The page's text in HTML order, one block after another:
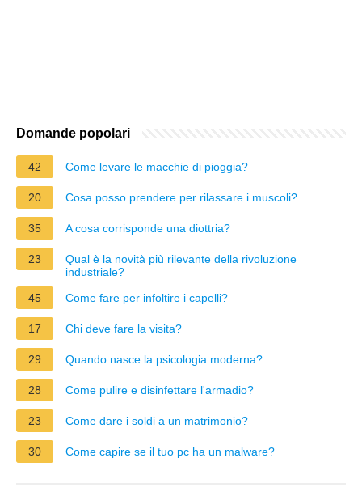
Domande popolari
42 Come levare le macchie di pioggia?
20 Cosa posso prendere per rilassare i muscoli?
35 A cosa corrisponde una diottria?
23
Qual è la novità più rilevante della rivoluzione
industriale?
45
Come fare per infoltire i capelli?
17 Chi deve fare la visita?
29 Quando nasce la psicologia moderna?
28 Come pulire e disinfettare l'armadio?
23 Come dare i soldi a un matrimonio?
30 Come capire se il tuo pc ha un malware?